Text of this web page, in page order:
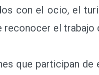
con el ocio, el
reconocer el
que participan